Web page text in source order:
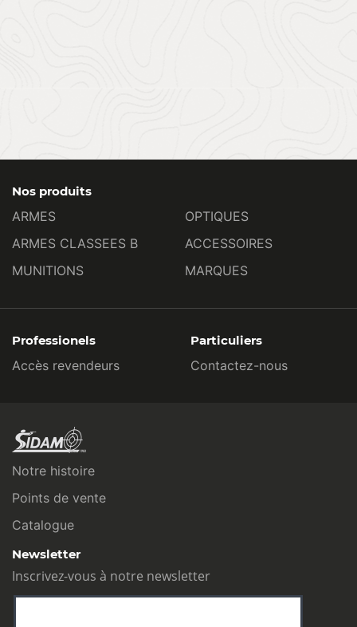
Nos produits
ARMES
ARMES CLASSEES B
MUNITIONS
OPTIQUES
ACCESSOIRES
MARQUES
Professionels
Accès revendeurs
Particuliers
Contactez-nous
Notre histoire
Points de vente
Catalogue
Newsletter
Inscrivez-vous à notre newsletter